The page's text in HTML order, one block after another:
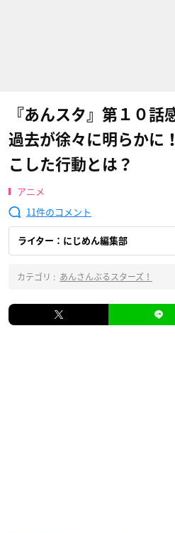
『あんスタ』第１０
過去が徐々に明らかに
こした行動とは？
アニメ
11
ライター：にじめん編集部
カテゴリ : あんさんぶるスターズ！